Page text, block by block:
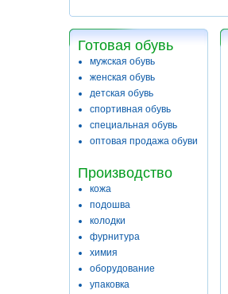
Готовая обувь
мужская обувь
женская обувь
детская обувь
спортивная обувь
специальная обувь
оптовая продажа обуви
Производство
кожа
подошва
колодки
фурнитура
химия
оборудование
упаковка